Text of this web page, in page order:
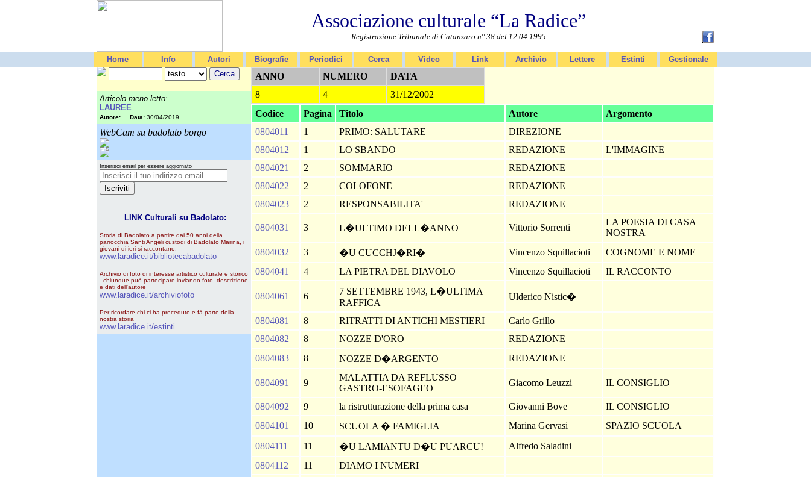
Associazione culturale “La Radice”
Registrazione Tribunale di Catanzaro n° 38 del 12.04.1995
Home Info Autori Biografie Periodici Cerca Video Link Archivio Lettere Estinti Gestionale
Articolo meno letto:
LAUREE
Autore: Data: 30/04/2019
WebCam su badolato borgo
Inserisci email per essere aggiornato
LINK Culturali su Badolato:
Storia di Badolato a partire dai 50 anni della
parrocchia Santi Angeli custodi di Badolato Marina, i
giovani di ieri si raccontano.
www.laradice.it/bibliotecabadolato
Archivio di foto di interesse artistico culturale e storico
- chiunque può partecipare inviando foto, descrizione
e dati dell'autore
www.laradice.it/archiviofoto
Per ricordare chi ci ha preceduto e fà parte della
nostra storia
www.laradice.it/estinti
ANNO NUMERO
DATA
8
4
31/12/2002
Codice
Pagina Titolo Autore
Argomento
0804011
1 PRIMO: SALUTARE
DIREZIONE
0804012
1 LO SBANDO REDAZIONE
L'IMMAGINE
0804021
2 SOMMARIO
REDAZIONE
0804022
2 COLOFONE
REDAZIONE
0804023
2 RESPONSABILITA' REDAZIONE
0804031 3 L�ULTIMO DELL�ANNO Vittorio Sorrenti
LA POESIA DI CASA
NOSTRA
0804032
3 �U CUCCHJ�RI� Vincenzo Squillacioti
COGNOME E NOME
0804041
4 LA PIETRA DEL DIAVOLO Vincenzo Squillacioti IL RACCONTO
0804061 6
7 SETTEMBRE 1943, L�ULTIMA
RAFFICA
Ulderico Nistic�
0804081 8 RITRATTI DI ANTICHI MESTIERI
Carlo Grillo
0804082
8 NOZZE D'ORO
REDAZIONE
0804083
8 NOZZE D�ARGENTO REDAZIONE
0804091 9
MALATTIA DA REFLUSSO
GASTRO-ESOFAGEO
Giacomo Leuzzi IL CONSIGLIO
0804092 9 la ristrutturazione della prima casa Giovanni Bove
IL CONSIGLIO
0804101
10 SCUOLA � FAMIGLIA Marina Gervasi
SPAZIO SCUOLA
0804111
11 �U LAMIANTU D�U PUARCU!
Alfredo Saladini
0804112
11 DIAMO I NUMERI